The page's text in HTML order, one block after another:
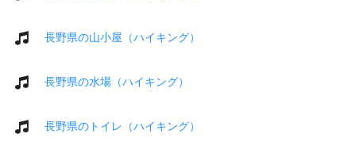
長野県の山小屋（ハイキング）
長野県の水場（ハイキング）
長野県のトイレ（ハイキング）